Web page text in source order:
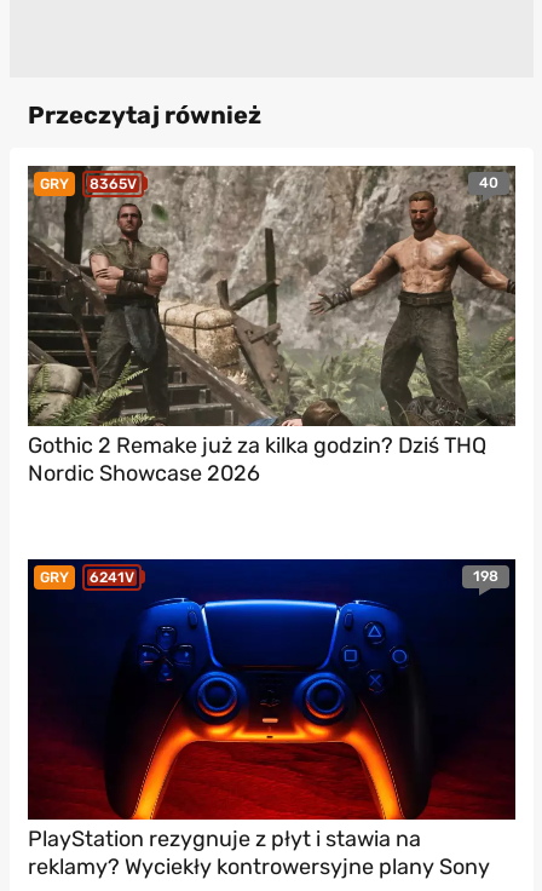
Przeczytaj również
GRY 8365V 40
Gothic 2 Remake już za kilka godzin? Dziś THQ
Nordic Showcase 2026
GRY 6241V 198
PlayStation rezygnuje z płyt i stawia na
reklamy? Wyciekły kontrowersyjne plany Sony